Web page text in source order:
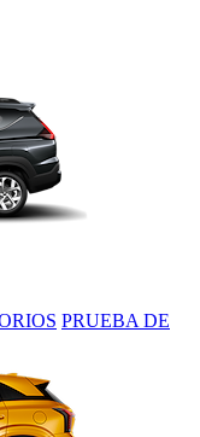
PRUEBA DE